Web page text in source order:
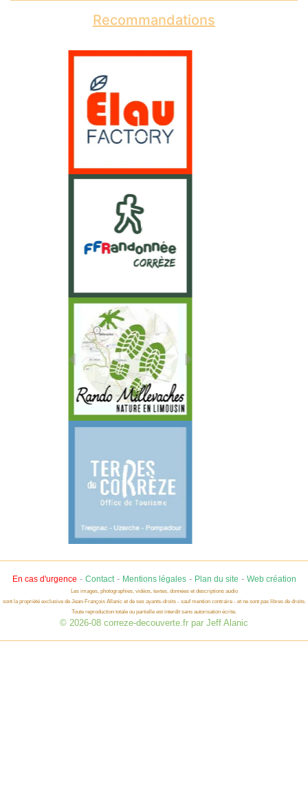
Recommandations
En cas d'urgence - Contact- Mentions légales- Plan du site - Web création
Les images, photographies, vidéos, textes, données et descriptions audio
sont la propriété exclusive de Jean-François Allanic et de ses ayants-droits - sauf mention contraire - et ne sont pas libres de droits.
Toute reproduction totale ou partielle est interdit sans autorisation écrite.
© 2026-08 correze-decouverte.fr par Jeff Alanic